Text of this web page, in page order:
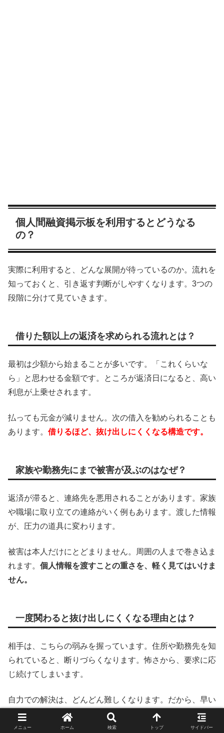
個人間融資掲示板を利用するとどうなる
の？
実際に利用すると、どんな展開が待っているのか。流れを
知っておくと、引き返す判断がしやすくなります。3つの
段階に分けて見ていきます。
借りた額以上の返済を求められる流れとは？
最初は少額から始まることが多いです。「これくらいな
ら」と思わせる金額です。ところが返済日になると、高い
利息が上乗せされます。
払っても元金が減りません。次の借入を勧められることも
あります。 借りるほど、抜け出しにくくなる構造です。
家族や勤務先にまで被害が及ぶのはなぜ？
返済が滞ると、連絡先を悪用されることがあります。家族
や職場に取り立ての連絡がいく例もあります。渡した情報
が、圧力の道具に変わります。
被害は本人だけにとどまりません。周囲の人まで巻き込ま
れます。 個人情報を渡すことの重さを、軽く見てはいけま
せん。
一度関わると抜け出しにくくなる理由とは？
相手は、こちらの弱みを握っています。住所や勤務先を知
られていると、断りづらくなります。怖さから、要求に応
じ続けてしまいます。
自力での解決は、どんどん難しくなります。だから、早い
段階で第三者に相談することが大切です。 一人で抱えるほ
ど、状況は悪化します。
メニュー ホーム 検索 トップ サイドバー